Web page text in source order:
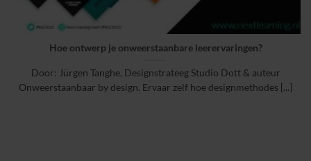
Hoe ontwerp je onweerstaanbare leerervaringen?
Door: Jürgen Tanghe, Designstrateeg Studio Dott & auteur
Onweerstaanbaar by design. Ervaar zelf hoe designmethodes [...]